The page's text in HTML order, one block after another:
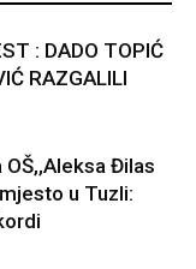
: DADO TOPIĆ
RAZGALILI
Đilas
u Tuzli: